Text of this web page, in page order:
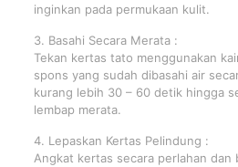
inginkan pada permukaan kulit.
3. Basahi Secara Merata :
Tekan kertas tato menggunakan
spons yang sudah dibasahi air
kurang lebih 30 – 60 detik hingga
lembap merata.
4. Lepaskan Kertas Pelindung :
Angkat kertas secara perlahan dan